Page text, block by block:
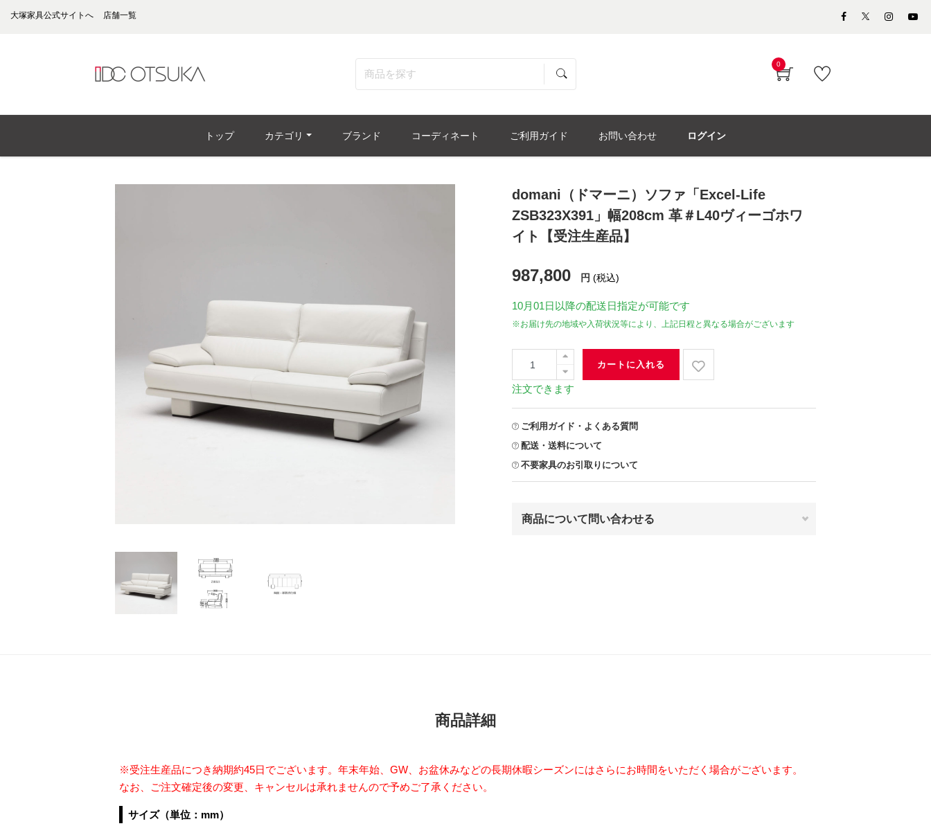
大塚家具公式サイトへ 店舗一覧
0
トップ カテゴリ ブランド コーディネート ご利用ガイド お問い合わせ ログイン
domani（ドマーニ）ソファ「Excel-Life
ZSB323X391」幅208cm 革＃L40ヴィーゴホワ
イト【受注生産品】
987,800 円 (税込)
10月01日 以降の配送日指定が可能です
※お届け先の地域や入荷状況等により、上記日程と異なる場合がございます
カートに入れる
注文できます
ご利用ガイド・よくある質問
配送・送料について
不要家具のお引取りについて
商品について問い合わせる
商品詳細
※受注生産品につき納期約45日でございます。年末年始、GW、お盆休みなどの長期休暇シーズンにはさらにお時間をいただく場合がございます。
なお、ご注文確定後の変更、キャンセルは承れませんので予めご了承ください。
サイズ（単位：mm）